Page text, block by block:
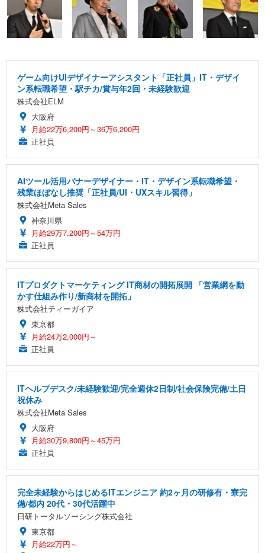
ゲーム向けUIデザイナーアシスタント「正社員」IT・デザイ
ン系転職希望・駅チカ/賞与年2回・未経験歓迎
株式会社ELM
大阪府
月給22万6,200円～36万6,200円
正社員
AIツール活用バナーデザイナー・IT・デザイン系転職希望・
残業ほぼなし推奨「正社員/UI・UXスキル習得」
株式会社Meta Sales
神奈川県
月給29万7,200円～54万円
正社員
ITプロダクトマーケティング IT商材の開拓展開 「営業網を動
かす仕組み作り/新商材を開拓」
株式会社ティーガイア
東京都
月給24万2,000円～
正社員
ITヘルプデスク/未経験歓迎/完全週休2日制/社会保険完備/土日
祝休み
株式会社Meta Sales
大阪府
月給30万9,800円～45万円
正社員
完全未経験からはじめるITエンジニア 約2ヶ月の研修有・寮完
備/都内 20代・30代活躍中
日研トータルソーシング株式会社
東京都
月給22万円～